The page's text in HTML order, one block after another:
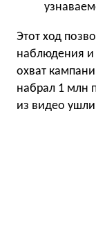
Этот ход
наблюдения
охват
набрал 1 млн
из видео